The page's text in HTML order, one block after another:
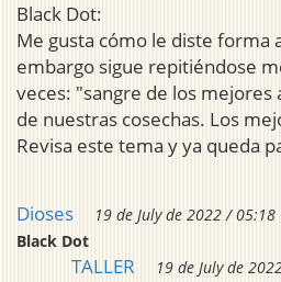
Black Dot:
Me gusta cómo le diste forma
embargo sigue repitiéndose
veces: "sangre de los mejores
de nuestras cosechas. Los
Revisa este tema y ya queda
Dioses
19 de July de 2022 / 05:18
Black Dot
TALLER
19 de July de